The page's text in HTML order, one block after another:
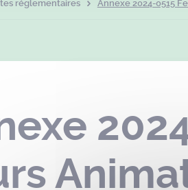
réglementaires Annexe 2024-0515